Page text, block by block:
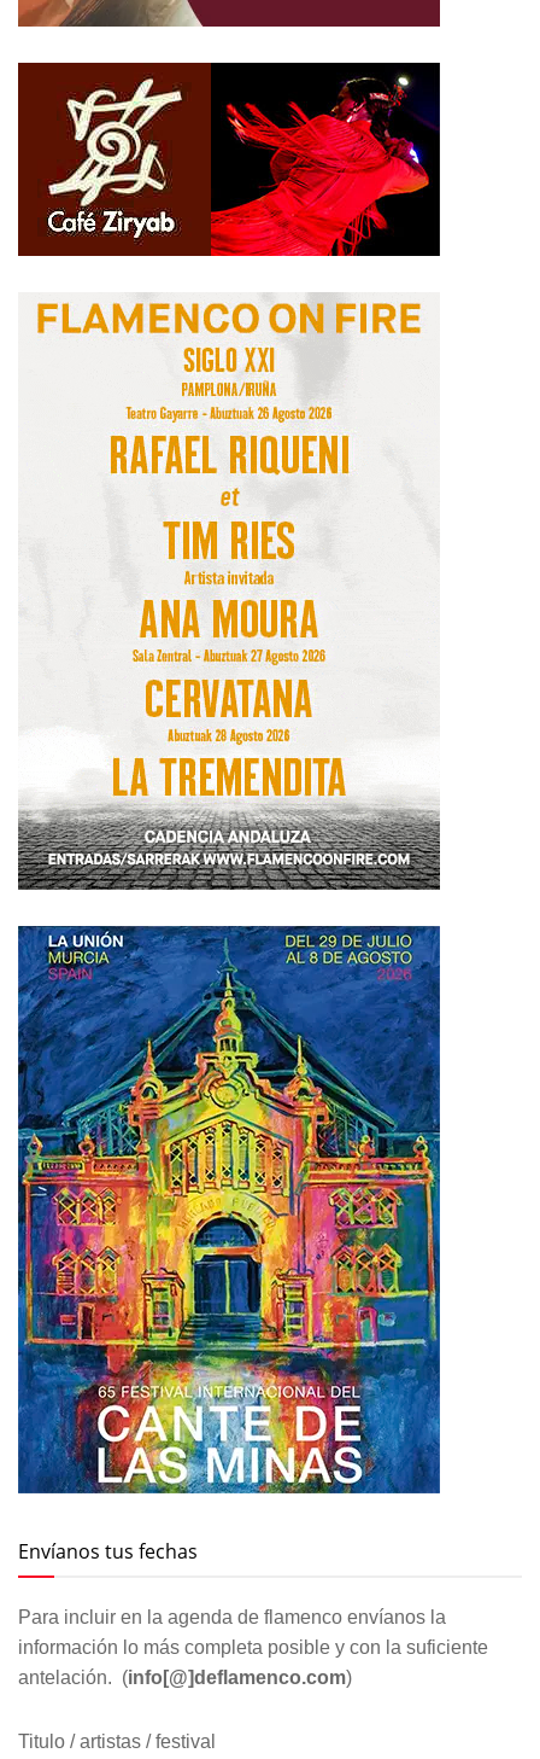
Envíanos tus fechas
Para incluir en la agenda de flamenco envíanos la
información lo más completa posible y con la suficiente
antelación. (info[@]deflamenco.com)
Titulo / artistas / festival